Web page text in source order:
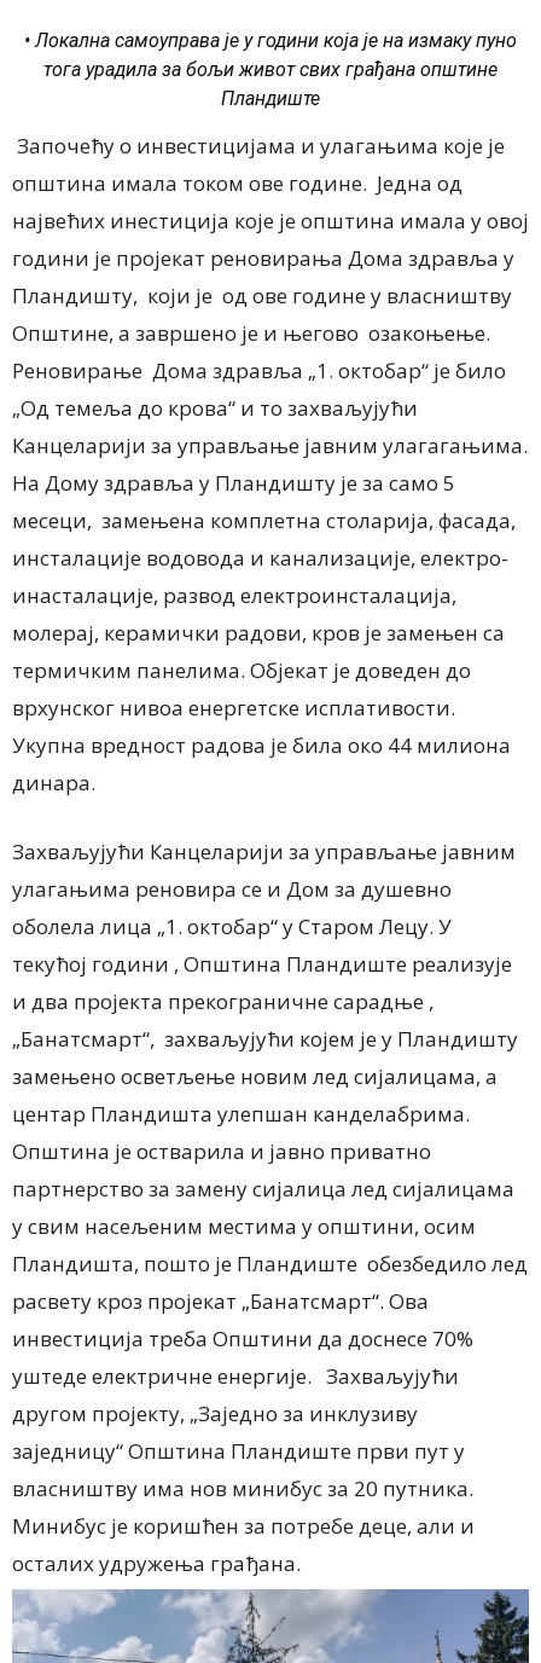
• Локална самоуправа је у години која је на измаку пуно
тога урадила за бољи живот свих грађана општине
Пландиште
Започећу о инвестицијама и улагањима које је
општина имала током ове године. Једна од
највећих инестиција које је општина имала у овој
години је пројекат реновирања Дома здравља у
Пландишту, који је од ове године у власништву
Општине, а завршено је и његово озакоњење.
Реновирање Дома здравља „1. октобар“ је било
„Од темеља до крова“ и то захваљујући
Канцеларији за управљање јавним улагагањима.
На Дому здравља у Пландишту је за само 5
месеци, замењена комплетна столарија, фасада,
инсталације водовода и канализације, електро-
инасталације, развод електроинсталација,
молерај, керамички радови, кров је замењен са
термичким панелима. Објекат је доведен до
врхунског нивоа енергетске исплативости.
Укупна вредност радова је била око 44 милиона
динара.
Захваљујући Канцеларији за управљање јавним
улагањима реновира се и Дом за душевно
оболела лица „1. октобар“ у Старом Лецу. У
текућој години , Општина Пландиште реализује
и два пројекта прекограничне сарадње ,
„Банатсмарт“, захваљујући којем је у Пландишту
замењено осветљење новим лед сијалицама, а
центар Пландишта улепшан канделабрима.
Општина је остварила и јавно приватно
партнерство за замену сијалица лед сијалицама
у свим насељеним местима у општини, осим
Пландишта, пошто је Пландиште обезбедило лед
расвету кроз пројекат „Банатсмарт“. Ова
инвестиција треба Општини да доснесе 70%
уштеде електричне енергије. Захваљујући
другом пројекту, „Заједно за инклузиву
заједницу“ Општина Пландиште први пут у
власништву има нов минибус за 20 путника.
Минибус је коришћен за потребе деце, али и
осталих удружења грађана.